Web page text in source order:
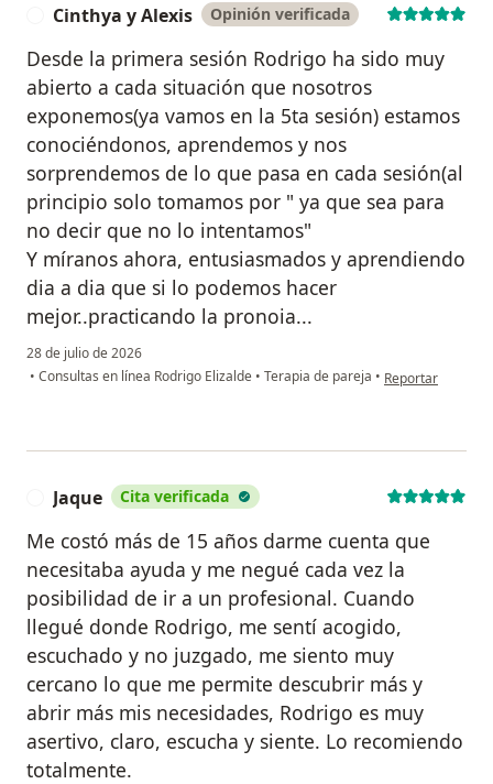
Cinthya y Alexis Opinión verificada
Desde la primera sesión Rodrigo ha sido muy
abierto a cada situación que nosotros
exponemos(ya vamos en la 5ta sesión) estamos
conociéndonos, aprendemos y nos
sorprendemos de lo que pasa en cada sesión(al
principio solo tomamos por " ya que sea para
no decir que no lo intentamos"
Y míranos ahora, entusiasmados y aprendiendo
dia a dia que si lo podemos hacer
mejor..practicando la pronoia...
28 de julio de 2026
• Consultas en línea Rodrigo Elizalde • Terapia de pareja • en opinión del
Reportar
Jaque Cita verificada
Me costó más de 15 años darme cuenta que
necesitaba ayuda y me negué cada vez la
posibilidad de ir a un profesional. Cuando
llegué donde Rodrigo, me sentí acogido,
escuchado y no juzgado, me siento muy
cercano lo que me permite descubrir más y
abrir más mis necesidades, Rodrigo es muy
asertivo, claro, escucha y siente. Lo recomiendo
totalmente.